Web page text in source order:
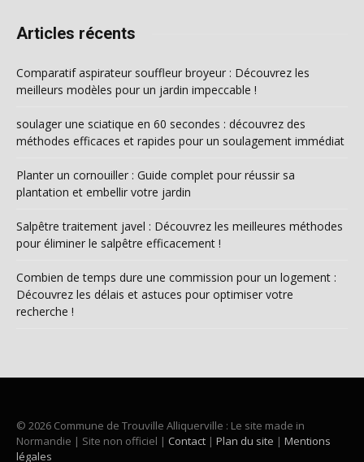
Articles récents
Comparatif aspirateur souffleur broyeur : Découvrez les
meilleurs modèles pour un jardin impeccable !
soulager une sciatique en 60 secondes : découvrez des
méthodes efficaces et rapides pour un soulagement immédiat
Planter un cornouiller : Guide complet pour réussir sa
plantation et embellir votre jardin
Salpêtre traitement javel : Découvrez les meilleures méthodes
pour éliminer le salpêtre efficacement !
Combien de temps dure une commission pour un logement :
Découvrez les délais et astuces pour optimiser votre
recherche !
© 2026 Commune de Trouville Alliquerville : Le site made in
Normandie | Site non officiel | Contact | Plan du site | Mentions
légales